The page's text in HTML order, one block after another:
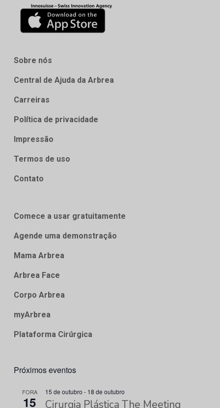
Sobre nós
Central de Ajuda da Arbrea
Carreiras
Política de privacidade
Impressão
Termos de uso
Contato
Comece a usar gratuitamente
Agende uma demonstração
Mama Arbrea
Arbrea Face
Corpo Arbrea
myArbrea
Plataforma Cirúrgica
Próximos eventos
FORA
15
15 de outubro - 18 de outubro
Cirurgia Plástica The Meeting